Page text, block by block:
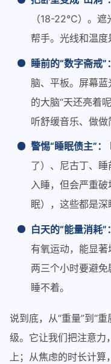
（18-22℃）。遮
帮手。光线和温度
睡前的“数字斋戒”：
脑、平板。屏幕
的大脑“天还亮着
听舒缓音乐、做做
警惕“睡眠债主”：
了）、尼古丁、
入睡，但会严重
眠），这些都是深
白天的“能量消耗”：
有氧运动，能显
两三个小时要避
睡不着。
说到底，从“重量”到“
级。它让我们把注意力
上；从焦虑的时长计算